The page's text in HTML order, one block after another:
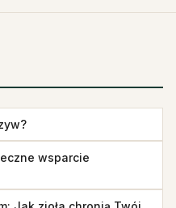
wsparcie